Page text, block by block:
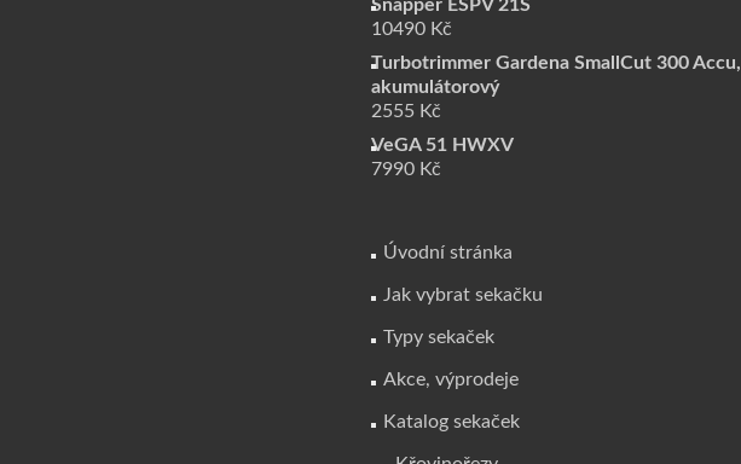
Snapper ESPV 21S
10490 Kč
Turbotrimmer Gardena SmallCut 300 Accu,
akumulátorový
2555 Kč
VeGA 51 HWXV
7990 Kč
Úvodní stránka
Jak vybrat sekačku
Typy sekaček
Akce, výprodeje
Katalog sekaček